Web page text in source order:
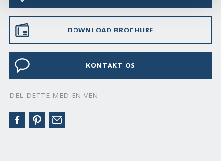
DOWNLOAD BROCHURE
KONTAKT OS
DEL DETTE MED EN VEN